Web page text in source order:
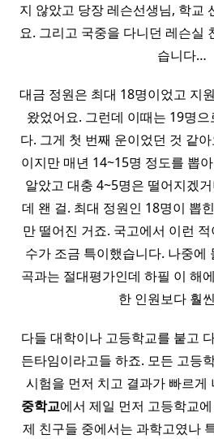
지 않았고 당장 레슨선생님, 학교
요. 그리고 국중을 다니던 레슨실
습니다…
대금 정원은 최대 18명이었고 지
왔었어요. 그런데 이때는 19명
다. 그게 첫 번째 운이었던 것 같
이지만 매년 14~15명 정도를 뽑
알았고 대충 4~5명은 떨어지겠
데 왠 걸. 최대 정원인 18명이 뽑
만 떨어진 거죠. 국고에서 이런
수가 조금 특이했습니다. 나중에
곡과는 절대평가인데 하필 이 해
한 인원보다 훨
다들 대학이나 고등학교를 붙고
든타임이라고들 하죠. 모든 고등
시험을 먼저 치고 결과가 빠르게
중학교에서 제일 먼저 고등학교
제 친구들 중에서는 과학고였나